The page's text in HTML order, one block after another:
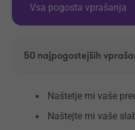
Vsa pogosta vprašanja
50 najpogostejših
Naštetje mi vaše
Naštejte mi vaše